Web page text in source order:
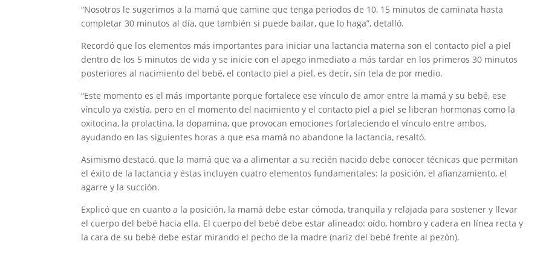
“Nosotros le sugerimos a la mamá que camine que tenga periodos de 10, 15 minutos de caminata hasta
completar 30 minutos al día, que también si puede bailar, que lo haga”, detalló.
Recordó que los elementos más importantes para iniciar una lactancia materna son el contacto piel a piel
dentro de los 5 minutos de vida y se inicie con el apego inmediato a más tardar en los primeros 30 minutos
posteriores al nacimiento del bebé, el contacto piel a piel, es decir, sin tela de por medio.
“Este momento es el más importante porque fortalece ese vínculo de amor entre la mamá y su bebé, ese
vínculo ya existía, pero en el momento del nacimiento y el contacto piel a piel se liberan hormonas como la
oxitocina, la prolactina, la dopamina, que provocan emociones fortaleciendo el vínculo entre ambos,
ayudando en las siguientes horas a que esa mamá no abandone la lactancia, resaltó.
Asimismo destacó, que la mamá que va a alimentar a su recién nacido debe conocer técnicas que permitan
el éxito de la lactancia y éstas incluyen cuatro elementos fundamentales: la posición, el afianzamiento, el
agarre y la succión.
Explicó que en cuanto a la posición, la mamá debe estar cómoda, tranquila y relajada para sostener y llevar
el cuerpo del bebé hacia ella. El cuerpo del bebé debe estar alineado: oído, hombro y cadera en línea recta y
la cara de su bebé debe estar mirando el pecho de la madre (nariz del bebé frente al pezón).